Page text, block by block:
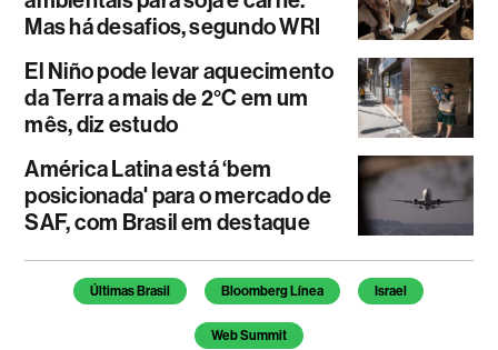
Mas há desafios, segundo WRI
El Niño pode levar aquecimento
da Terra a mais de 2°C em um
mês, diz estudo
América Latina está ‘bem
posicionada' para o mercado de
SAF, com Brasil em destaque
Temas deste artigo
Últimas Brasil Bloomberg Línea Israel
Web Summit